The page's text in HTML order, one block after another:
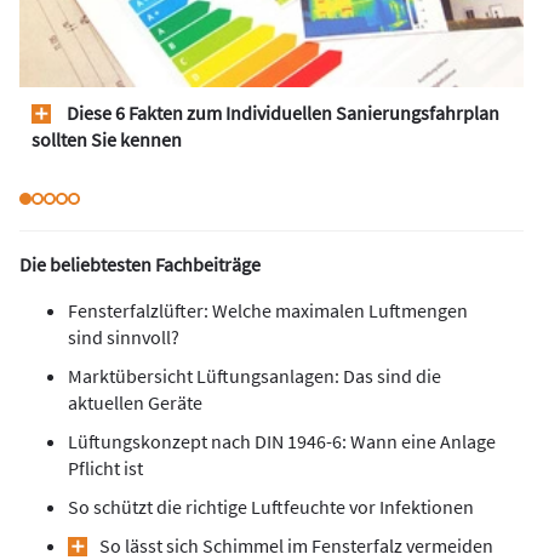
Diese 6 Fakten zum Individuellen Sanierungsfahrplan
sollten Sie kennen
Die beliebtesten Fachbeiträge
Fensterfalzlüfter: Welche maximalen Luftmengen
sind sinnvoll?
Marktübersicht Lüftungsanlagen: Das sind die
aktuellen Geräte
Lüftungskonzept nach DIN 1946-6: Wann eine Anlage
Pflicht ist
So schützt die richtige Luftfeuchte vor Infektionen
So lässt sich Schimmel im Fensterfalz vermeiden